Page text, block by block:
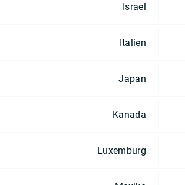
Israel
Italien
Japan
Kanada
Luxemburg